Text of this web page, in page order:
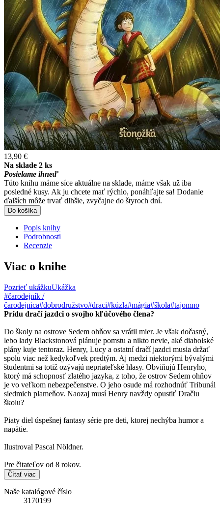
13,90 €
Na sklade 2 ks
Posielame ihneď
Túto knihu máme síce aktuálne na sklade, máme však už iba
posledné kusy. Ak ju chcete mať rýchlo, ponáhľajte sa! Dodanie
ďalších môže trvať dlhšie, zvyčajne do štyroch dní.
Do košíka
Popis knihy
Podrobnosti
Recenzie
Viac o knihe
Pozrieť ukážkuUkážka
#čarodejník /
čarodejnica#dobrodružstvo#draci#kúzla#mágia#škola#tajomno
Prídu dračí jazdci o svojho kľúčového člena?
Do školy na ostrove Sedem ohňov sa vrátil mier. Je však dočasný,
lebo lady Blackstonová plánuje pomstu a nikto nevie, aké diabolské
plány kuje tentoraz. Henry, Lucy a ostatní dračí jazdci musia držať
spolu viac než kedykoľvek predtým. Aj medzi niektorými bývalými
študentmi sa totiž ozývajú nepriateľské hlasy. Obviňujú Henryho,
ktorý má schopnosť zlatého jazyka, z toho, že ostrov Sedem ohňov
je vo veľkom nebezpečenstve. O jeho osude má rozhodnúť Tribunál
siedmich plameňov. Naozaj musí Henry navždy opustiť Dračiu
školu?
Piaty diel úspešnej fantasy série pre deti, ktorej nechýba humor a
napätie.
Ilustroval Pascal Nöldner.
Pre čitateľov od 8 rokov.
Čítať viac
Naše katalógové číslo
3170199